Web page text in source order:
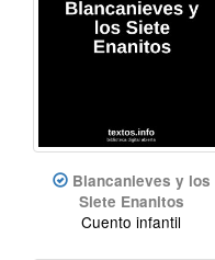
Blancanieves y los
Siete Enanitos
Cuento infantil